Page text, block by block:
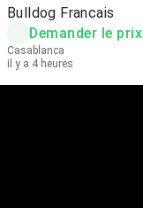
Bulldog Francais
Demander le prix
Casablanca
il y a 4 heures